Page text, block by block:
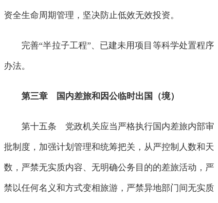
资全生命周期管理，坚决防止低效无效投资。
完善“半拉子工程”、已建未用项目等科学处置程序
办法。
第三章 国内差旅和因公临时出国（境）
第十五条 党政机关应当严格执行国内差旅内部审
批制度，加强计划管理和统筹把关，从严控制人数和天
数，严禁无实质内容、无明确公务目的的差旅活动，严
禁以任何名义和方式变相旅游，严禁异地部门间无实质